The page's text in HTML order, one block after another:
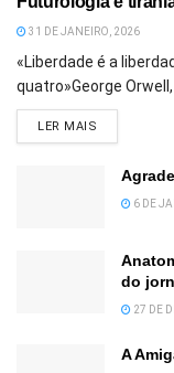
31 DE JANEIRO, 2026
«Liberdade é a
quatro»George
LER MAIS
6 DE
do
27 DE
A